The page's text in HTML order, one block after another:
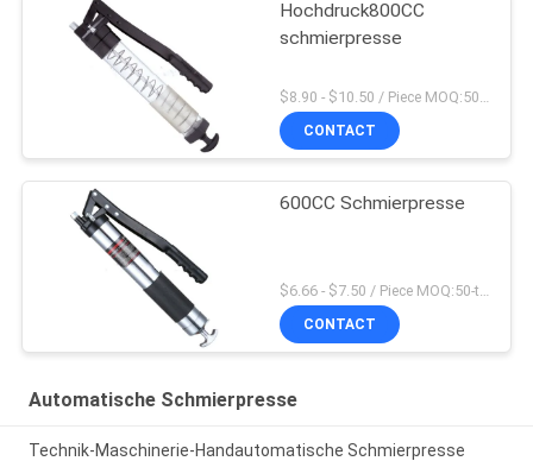
Hochdruck800CC
schmierpresse
$8.90 - $10.50 / Piece MOQ:50-teilig/Stücke
CONTACT
600CC Schmierpresse
CONTACT
Automatische Schmierpresse
Technik-Maschinerie-Handautomatische Schmierpresse